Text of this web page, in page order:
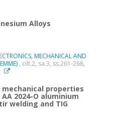
Alloys
MECHANICAL AND
, cilt.2, sa.3, ss.261-268,
properties
2024-O aluminium
welding and TIG